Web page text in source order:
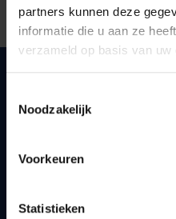
partners kunnen deze
informatie die u aan ze
verzameld op basis van
Noodzakelijk
Voorkeuren
Statistieken
Snel naar
Bereikbaarheid